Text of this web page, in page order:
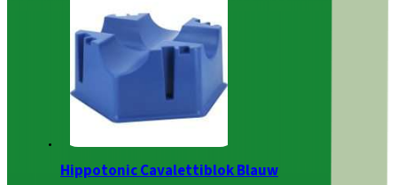
Hippotonic Cavalettiblok Blauw